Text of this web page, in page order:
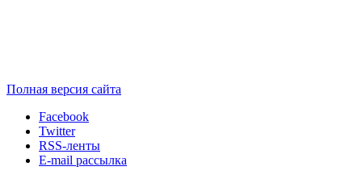
Полная версия сайта
Facebook
Twitter
RSS-ленты
E-mail рассылка